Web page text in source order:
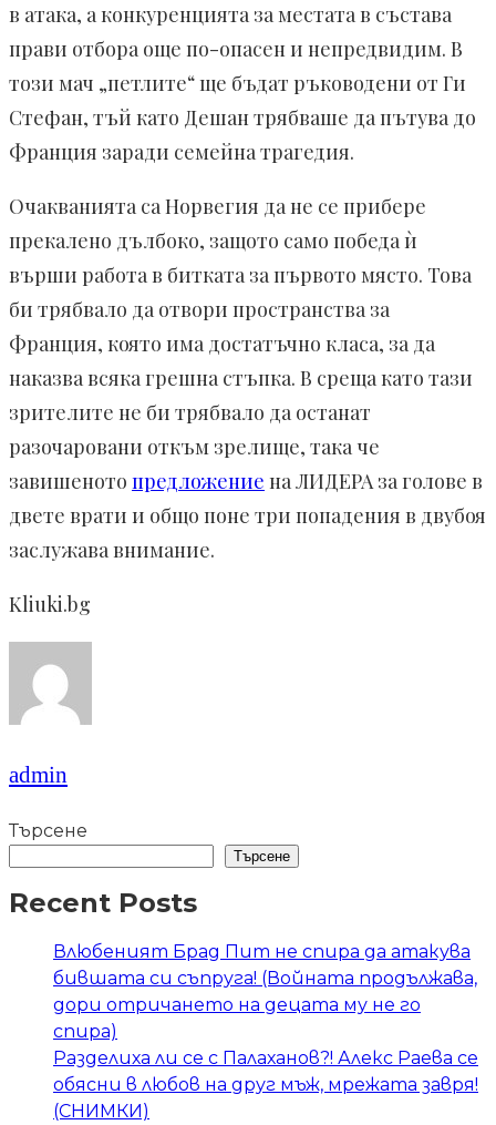
в атака, а конкуренцията за местата в състава
прави отбора още по-опасен и непредвидим. В
този мач „петлите“ ще бъдат ръководени от Ги
Стефан, тъй като Дешан трябваше да пътува до
Франция заради семейна трагедия.
Очакванията са Норвегия да не се прибере
прекалено дълбоко, защото само победа ѝ
върши работа в битката за първото място. Това
би трябвало да отвори пространства за
Франция, която има достатъчно класа, за да
наказва всяка грешна стъпка. В среща като тази
зрителите не би трябвало да останат
разочаровани откъм зрелище, така че
завишеното предложение на ЛИДЕРА за голове в
двете врати и общо поне три попадения в двубоя
заслужава внимание.
Kliuki.bg
admin
Търсене
Търсене
Recent Posts
Влюбеният Брад Пит не спира да атакува
бившата си съпруга! (Войната продължава,
дори отричането на децата му не го
спира)
Разделиха ли се с Палаханов?! Алекс Раева се
обясни в любов на друг мъж, мрежата завря!
(СНИМКИ)